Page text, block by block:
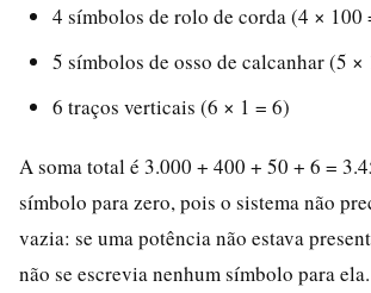
4 símbolos de rolo de corda (4 × 100
5 símbolos de osso de calcanhar (5 ×
6 traços verticais (6 × 1 = 6)
A soma total é 3.000 + 400 + 50 + 6 =
símbolo para zero, pois o sistema não
vazia: se uma potência não estava
não se escrevia nenhum símbolo para ela.